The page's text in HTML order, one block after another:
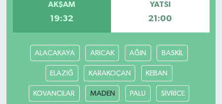
AKŞAM
19:32
YATSI
21:00
ALACAKAYA ARICAK AĞIN BASKİL
ELAZIĞ KARAKOÇAN KEBAN
KOVANCILAR MADEN PALU SİVRİCE